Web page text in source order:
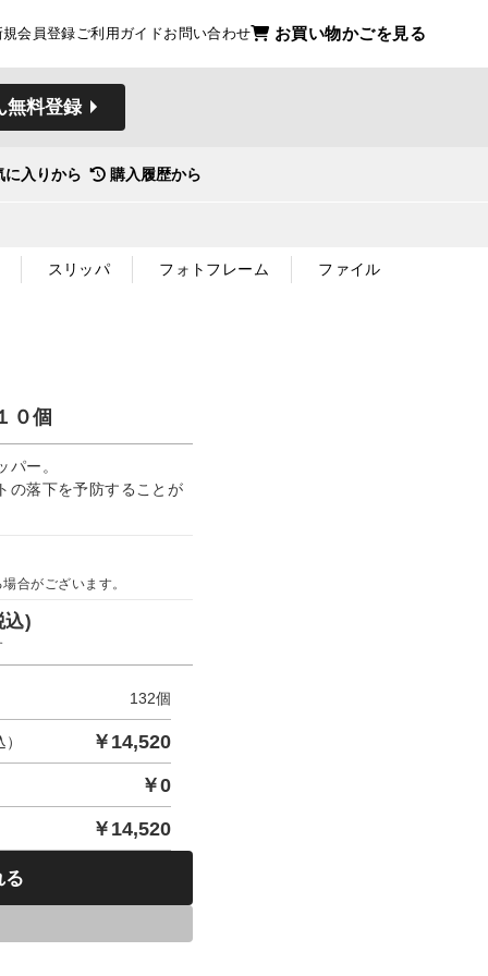
規会員登録ご利用ガイドお問い合わせ お買い物かごを見る
無料登録
に入りから 購入履歴から
スリッパ フォトフレーム ファイル
０個
ー。
の落下を予防することが
合がございます。
込)
132個
￥ 14,520
￥0
￥ 14,520
る